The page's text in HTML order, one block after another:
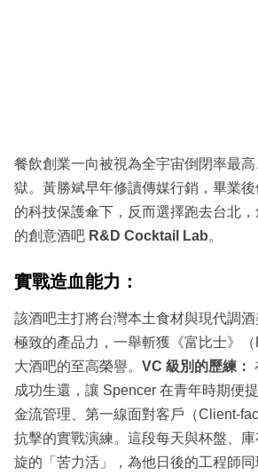
餐飲創業一向被視為全宇宙倒閉率最
獄。黃勝斌早年修讀傳媒行銷，畢業
的科技保護傘下，反而選擇跑去台北
的創意酒吧 R&D Cocktail Lab。
實戰造血能力：
該酒吧主打將台灣本土食材與現代調
極致的產品力，一舉斬獲《富比士》
大酒吧的至高榮譽。 VC 級別的歷練：
成功生還，讓 Spencer 在青年時期便
金流管理、第一線面對客戶（Client-
抗擊的實戰演練。這段每天與杯盤、
旋的「苦力活」，為他日後的工程師